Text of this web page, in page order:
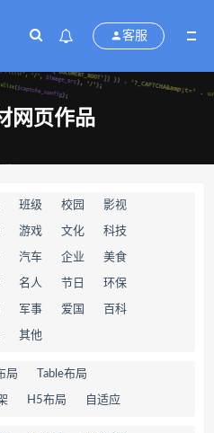
客服
网页作品
班级 校园 影视
游戏 文化 科技
汽车 企业 美食
名人 节日 环保
军事 爱国 百科
其他
局 Table布局
H5布局 自适应